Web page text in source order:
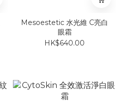
Mesoestetic 水光維 C亮白
眼霜
HK$640.00